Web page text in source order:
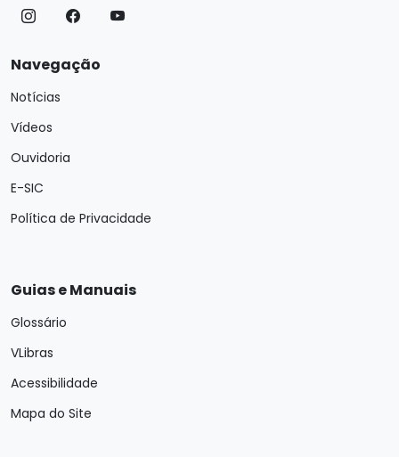
Navegação
Notícias
Vídeos
Ouvidoria
E-SIC
Política de Privacidade
Guias e Manuais
Glossário
VLibras
Acessibilidade
Mapa do Site